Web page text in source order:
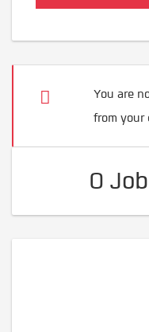
You are
from your
0